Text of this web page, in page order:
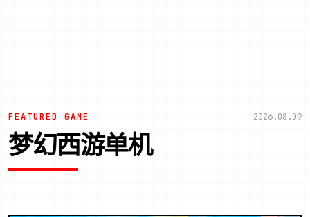
FEATURED GAME 2026.08.09
梦幻西游单机